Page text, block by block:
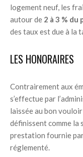
logement neuf, les
autour de 2 à 3 % du
des taux est due à la
LES HONORAIRES
Contrairement aux
s’effectue par
laissée au bon
définissent comme la
prestation fournie
réglementé.